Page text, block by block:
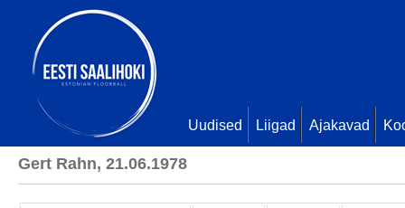
Uudised Liigad Ajakavad
Gert Rahn, 21.06.1978